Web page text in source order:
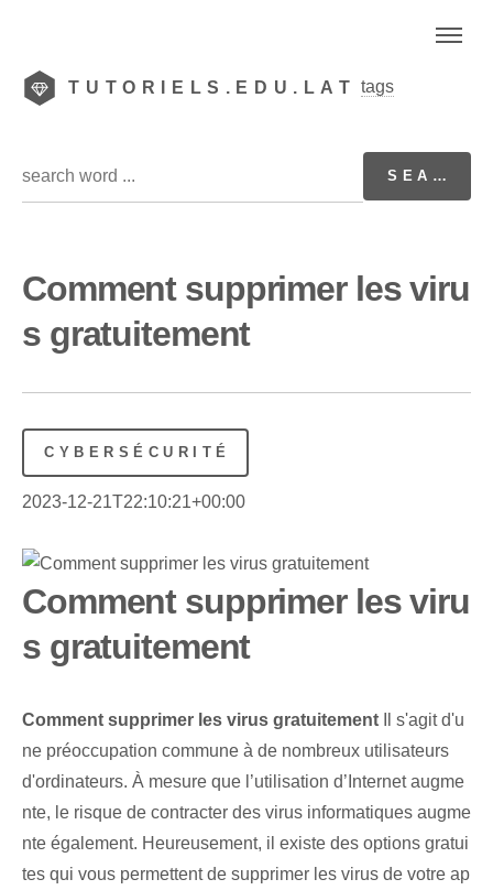
TUTORIELS.EDU.LAT tags
Comment supprimer les viru
s gratuitement
CYBERSÉCURITÉ
2023-12-21T22:10:21+00:00
Comment supprimer les viru
s gratuitement
Comment supprimer les virus gratuitement Il s'agit d'u
ne préoccupation commune à de nombreux utilisateurs
d'ordinateurs. À mesure que l’utilisation d’Internet augme
nte, le risque de contracter des virus informatiques augme
nte également. Heureusement, il existe des options gratui
tes qui vous permettent de supprimer les virus de votre ap